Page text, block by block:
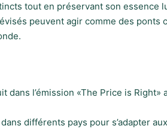
tout en préservant son essence
peuvent agir comme des ponts
l’émission «The Price is Right»
différents pays pour s’adapter aux